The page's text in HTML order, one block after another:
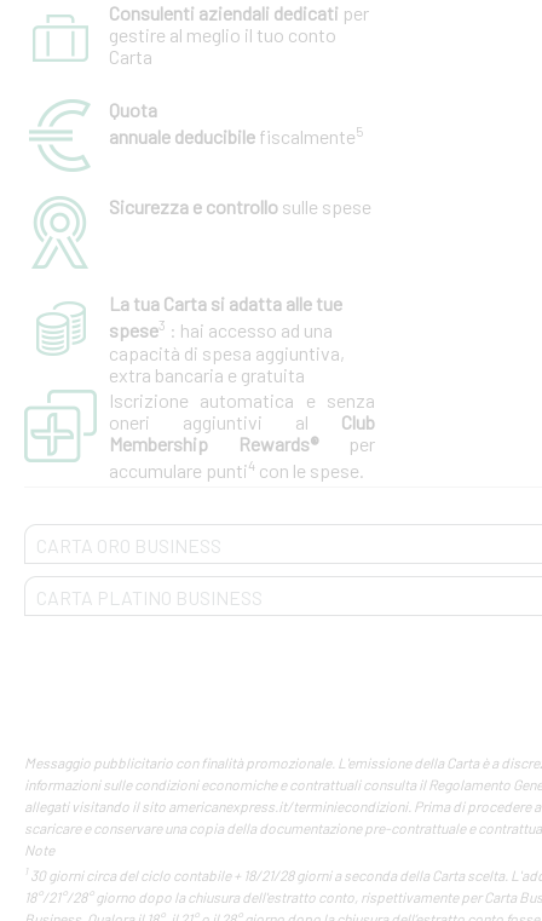
Consulenti aziendali dedicati per
gestire al meglio il tuo conto
Carta
Quota
annuale deducibile fiscalmente5
Sicurezza e controllo sulle spese
La tua Carta si adatta alle tue
spese3 : hai accesso ad una
capacità di spesa aggiuntiva,
extra bancaria e gratuita
Iscrizione automatica e senza
oneri aggiuntivi al Club
Membership Rewards®per
accumulare punti4 con le spese.
CARTA ORO BUSINESS
CARTA PLATINO BUSINESS
Messaggio pubblicitario con finalità promozionale. L'emissione della Carta è a
informazioni sulle condizioni economiche e contrattuali consulta il Regolamento
allegati visitando il sito americanexpress.it/terminiecondizioni. Prima di procedere
scaricare e conservare una copia della documentazione pre-contrattuale e
Note
1 30 giorni circa del ciclo contabile + 18/21/28 giorni a seconda della Carta scelta.
18°/21°/28° giorno dopo la chiusura dell'estratto conto, rispettivamente per Carta